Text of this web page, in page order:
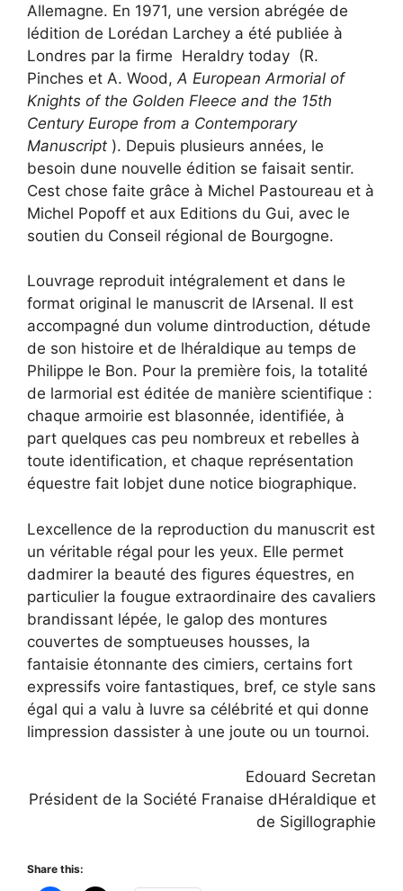
Allemagne. En 1971, une version abrégée de
lédition de Lorédan Larchey a été publiée à
Londres par la firme Heraldry today (R.
Pinches et A. Wood, A European Armorial of
Knights of the Golden Fleece and the 15th
Century Europe from a Contemporary
Manuscript ). Depuis plusieurs années, le
besoin dune nouvelle édition se faisait sentir.
Cest chose faite grâce à Michel Pastoureau et à
Michel Popoff et aux Editions du Gui, avec le
soutien du Conseil régional de Bourgogne.
Louvrage reproduit intégralement et dans le
format original le manuscrit de lArsenal. Il est
accompagné dun volume dintroduction, détude
de son histoire et de lhéraldique au temps de
Philippe le Bon. Pour la première fois, la totalité
de larmorial est éditée de manière scientifique :
chaque armoirie est blasonnée, identifiée, à
part quelques cas peu nombreux et rebelles à
toute identification, et chaque représentation
équestre fait lobjet dune notice biographique.
Lexcellence de la reproduction du manuscrit est
un véritable régal pour les yeux. Elle permet
dadmirer la beauté des figures équestres, en
particulier la fougue extraordinaire des cavaliers
brandissant lépée, le galop des montures
couvertes de somptueuses housses, la
fantaisie étonnante des cimiers, certains fort
expressifs voire fantastiques, bref, ce style sans
égal qui a valu à luvre sa célébrité et qui donne
limpression dassister à une joute ou un tournoi.
Edouard Secretan
Président de la Société Franaise dHéraldique et
de Sigillographie
Share this: